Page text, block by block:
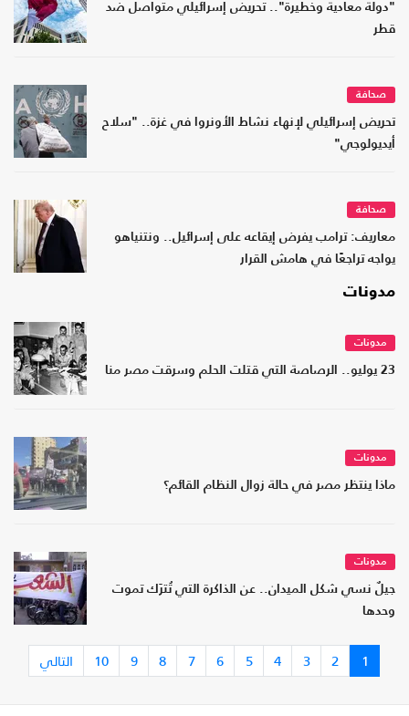
"دولة معادية وخطيرة".. تحريض إسرائيلي متواصل ضد
قطر
صحافة
تحريض إسرائيلي لإنهاء نشاط الأونروا في غزة.. "سلاح
أيديولوجي"
صحافة
معاريف: ترامب يفرض إيقاعه على إسرائيل.. ونتنياهو
يواجه تراجعًا في هامش القرار
مدونات
مدونات
23 يوليو.. الرصاصة التي قتلت الحلم وسرقت مصر منا
مدونات
ماذا ينتظر مصر في حالة زوال النظام القائم؟
مدونات
جيلٌ نسي شكل الميدان.. عن الذاكرة التي تُترَك تموت
وحدها
1
2
3
4
5
6
7
8
9
10 التالي